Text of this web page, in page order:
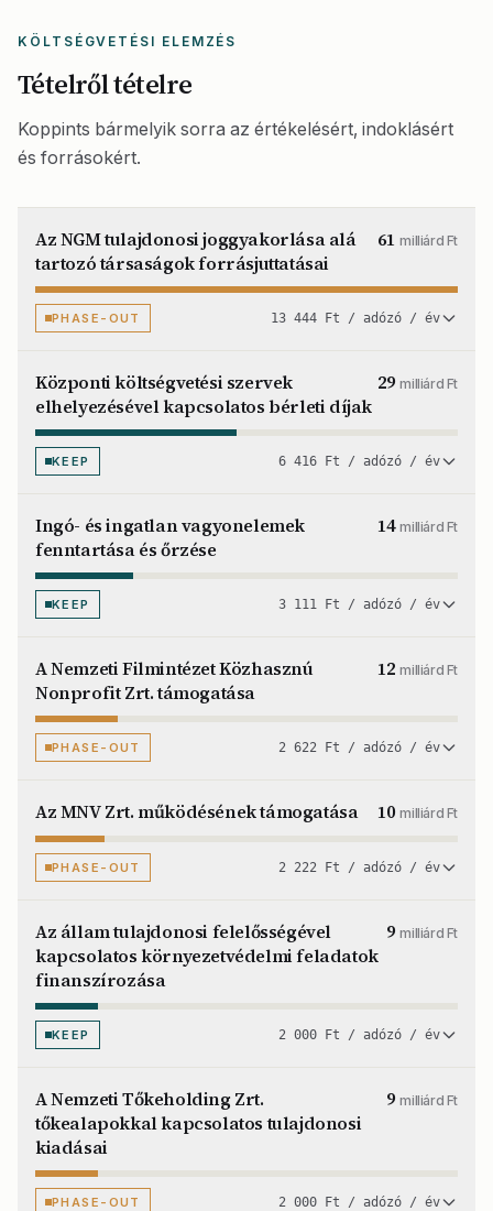
KÖLTSÉGVETÉSI ELEMZÉS
Tételről tételre
Koppints bármelyik sorra az értékelésért, indoklásért
és forrásokért.
Az NGM tulajdonosi joggyakorlása alá
tartozó társaságok forrásjuttatásai
61milliárd Ft
PHASE-OUT 13 444 Ft / adózó / év
Központi költségvetési szervek
elhelyezésével kapcsolatos bérleti díjak
29milliárd Ft
KEEP 6 416 Ft / adózó / év
Ingó- és ingatlan vagyonelemek
fenntartása és őrzése
14milliárd Ft
KEEP 3 111 Ft / adózó / év
A Nemzeti Filmintézet Közhasznú
Nonprofit Zrt. támogatása
12milliárd Ft
PHASE-OUT 2 622 Ft / adózó / év
Az MNV Zrt. működésének támogatása 10milliárd Ft
PHASE-OUT 2 222 Ft / adózó / év
Az állam tulajdonosi felelősségével
kapcsolatos környezetvédelmi feladatok
finanszírozása
9milliárd Ft
KEEP 2 000 Ft / adózó / év
A Nemzeti Tőkeholding Zrt.
tőkealapokkal kapcsolatos tulajdonosi
kiadásai
9milliárd Ft
PHASE-OUT 2 000 Ft / adózó / év